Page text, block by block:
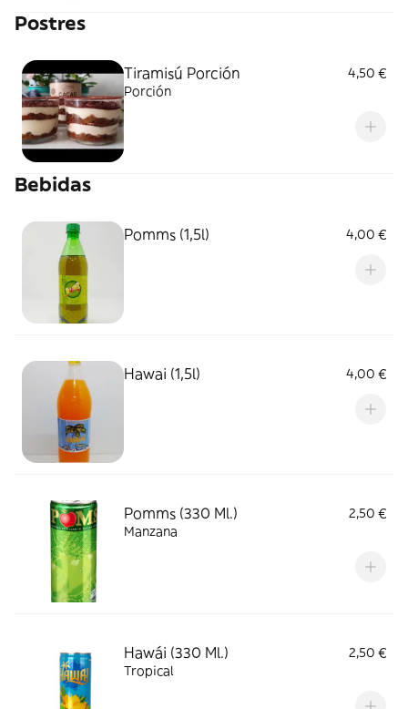
Postres
Tiramisú Porción
4,50 €
Porción
Bebidas
Pomms (1,5l) 4,00 €
Hawai (1,5l) 4,00 €
Pomms (330 Ml.)
2,50 €
Manzana
Hawái (330 Ml.)
2,50 €
Tropical